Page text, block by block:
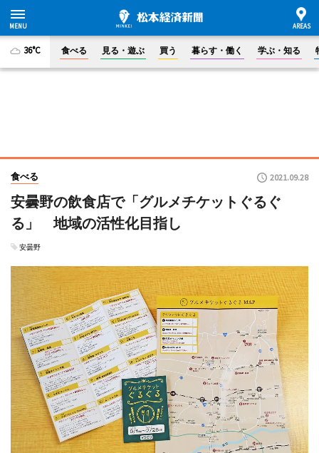
36°C 食べる 見る・遊ぶ 買う 暮らす・働く 学ぶ・知る
食べる 2021.09.28
安曇野の飲食店で「グルメチケットぐるぐ
る」 地域の活性化目指し
安曇野